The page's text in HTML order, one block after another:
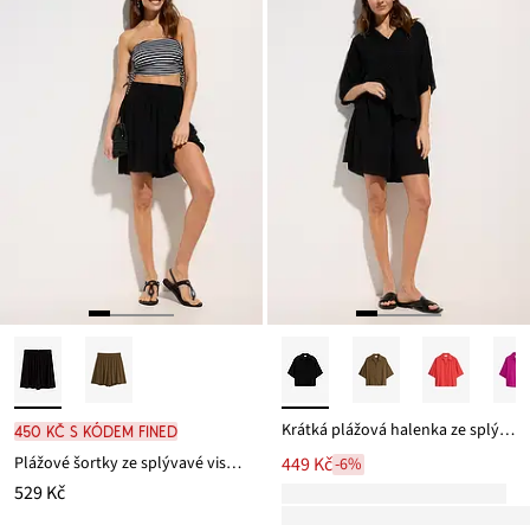
450 Kč s kódem FINED
Plážové šortky ze splývavé viskózy
529 Kč
Krátká plážová halenka ze splývavé viskózy
449 Kč-6%